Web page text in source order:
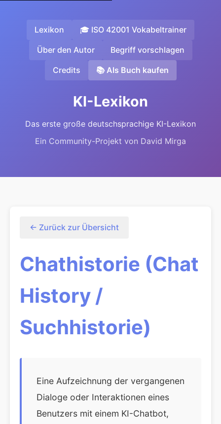
Lexikon 🎓 ISO 42001 Vokabeltrainer
Über den Autor Begriff vorschlagen
Credits 📚 Als Buch kaufen
KI-Lexikon
Das erste große deutschsprachige KI-Lexikon
Ein Community-Projekt von David Mirga
← Zurück zur Übersicht
Chathistorie (Chat
History /
Suchhistorie)
Eine Aufzeichnung der vergangenen
Dialoge oder Interaktionen eines
Benutzers mit einem KI-Chatbot,